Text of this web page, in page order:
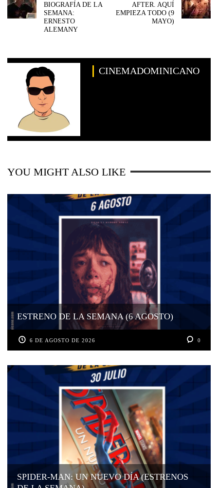
BIOGRAFÍA DE LA
SEMANA:
ERNESTO
ALEMANY
AFTER. AQUÍ
EMPIEZA TODO (9
MAYO)
CINEMADOMINICANO
YOU MIGHT ALSO LIKE
ESTRENO DE LA SEMANA (6 AGOSTO)
6 DE AGOSTO DE 2026 0
SPIDER-MAN: UN NUEVO DÍA (ESTRENOS